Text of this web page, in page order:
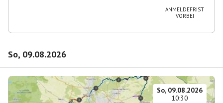
ANMELDEFRIST
VORBEI
So, 09.08.2026
So, 09.08.2026
10:30